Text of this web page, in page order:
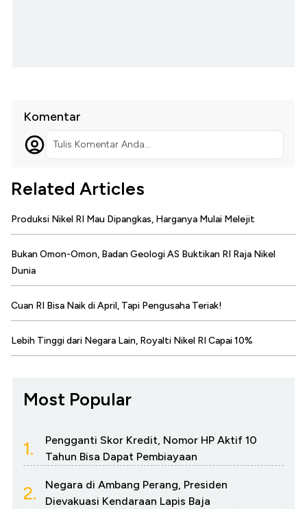
Komentar
Tulis Komentar Anda...
Related Articles
Produksi Nikel RI Mau Dipangkas, Harganya Mulai Melejit
Bukan Omon-Omon, Badan Geologi AS Buktikan RI Raja Nikel
Dunia
Cuan RI Bisa Naik di April, Tapi Pengusaha Teriak!
Lebih Tinggi dari Negara Lain, Royalti Nikel RI Capai 10%
Most Popular
1.
Pengganti Skor Kredit, Nomor HP Aktif 10
Tahun Bisa Dapat Pembiayaan
2.
Negara di Ambang Perang, Presiden
Dievakuasi Kendaraan Lapis Baja